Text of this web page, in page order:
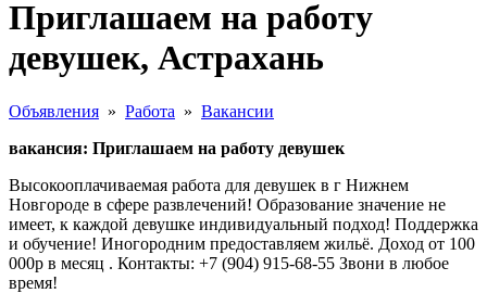
Приглашаем на работу
девушек, Астрахань
Объявления » Работа » Вакансии
вакансия: Приглашаем на работу девушек
Высокооплачиваемая работа для девушек в г Нижнем
Новгороде в сфере развлечений! Образование значение не
имеет, к каждой девушке индивидуальный подход! Поддержка
и обучение! Иногородним предоставляем жильё. Доход от 100
000р в месяц . Контакты: +7 (904) 915-68-55 Звони в любое
время!